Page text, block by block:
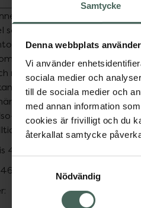
Samtycke
Denna webbplats
Vi använder
sociala medier och
till de sociala medier och
med annan information
cookies är frivilligt och du
återkallat samtycke
Nödvändig
loperamidhydroklorid.
som har effekt mot diarré.
av plötslig, tillfällig
över 12 år. Lopacut
mindre frekvent.
också vara godkänd för att
i bipacksedeln. Fråga
och sjukvårdspersonal om
deras instruktion.
4,59 kr